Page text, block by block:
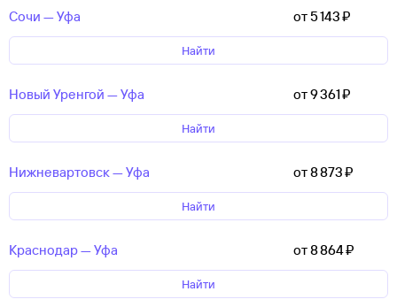
Сочи — Уфа от 5 ⁠143 ⁠₽
Найти
Новый Уренгой — Уфа от 9 ⁠361 ⁠₽
Найти
Нижневартовск — Уфа от 8 ⁠873 ⁠₽
Найти
Краснодар — Уфа от 8 ⁠864 ⁠₽
Найти